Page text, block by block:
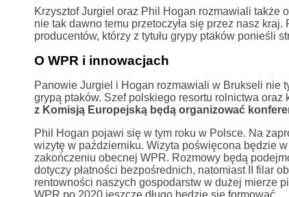
Krzysztof Jurgiel oraz Phil Hogan rozmawiali także
nie tak dawno temu przetoczyła się przez nasz
producentów, którzy z tytułu grypy ptaków ponieśli
O WPR i innowacjach
Panowie Jurgiel i Hogan rozmawiali w Brukseli nie
grypą ptaków. Szef polskiego resortu rolnictwa
z Komisją Europejską będą organizować
Phil Hogan pojawi się w tym roku w Polsce. Na
wizytę w październiku. Wizyta poświęcona będzie
zakończeniu obecnej WPR. Rozmowy będą
dotyczy płatności bezpośrednich, natomiast II filar
rentowności naszych gospodarstw w dużej mierze